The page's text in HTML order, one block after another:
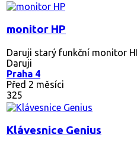
monitor HP
Daruji starý funkční monitor
Daruji
Praha 4
Před 2 měsíci
325
Klávesnice Genius